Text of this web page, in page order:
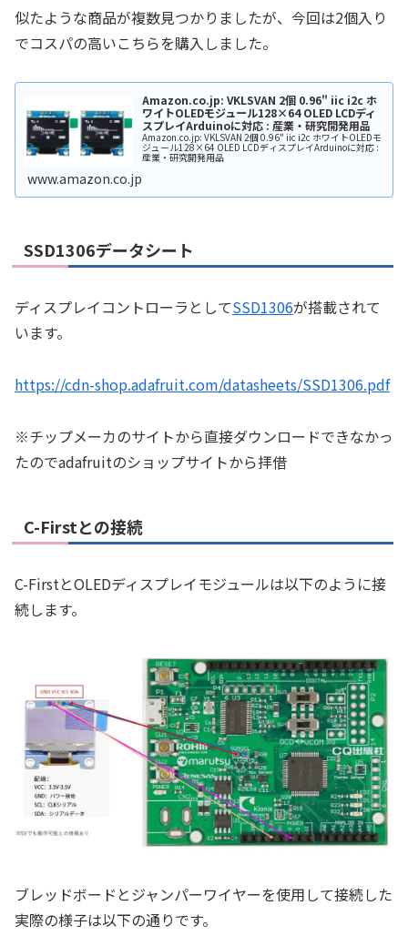
似たような商品が複数見つかりましたが、今回は2個入り
でコスパの高いこちらを購入しました。
Amazon.co.jp: VKLSVAN 2個 0.96" iic i2c ホ
ワイトOLEDモジュール128×64 OLED LCDディ
スプレイArduinoに対応 : 産業・研究開発用品
Amazon.co.jp: VKLSVAN 2個 0.96" iic i2c ホワイトOLEDモ
ジュール128×64 OLED LCDディスプレイArduinoに対応 :
産業・研究開発用品
www.amazon.co.jp
SSD1306データシート
ディスプレイコントローラとしてSSD1306が搭載されて
います。
https://cdn-shop.adafruit.com/datasheets/SSD1306.pdf
※チップメーカのサイトから直接ダウンロードできなかっ
たのでadafruitのショップサイトから拝借
C-Firstとの接続
C-FirstとOLEDディスプレイモジュールは以下のように接
続します。
ブレッドボードとジャンパーワイヤーを使用して接続した
実際の様子は以下の通りです。